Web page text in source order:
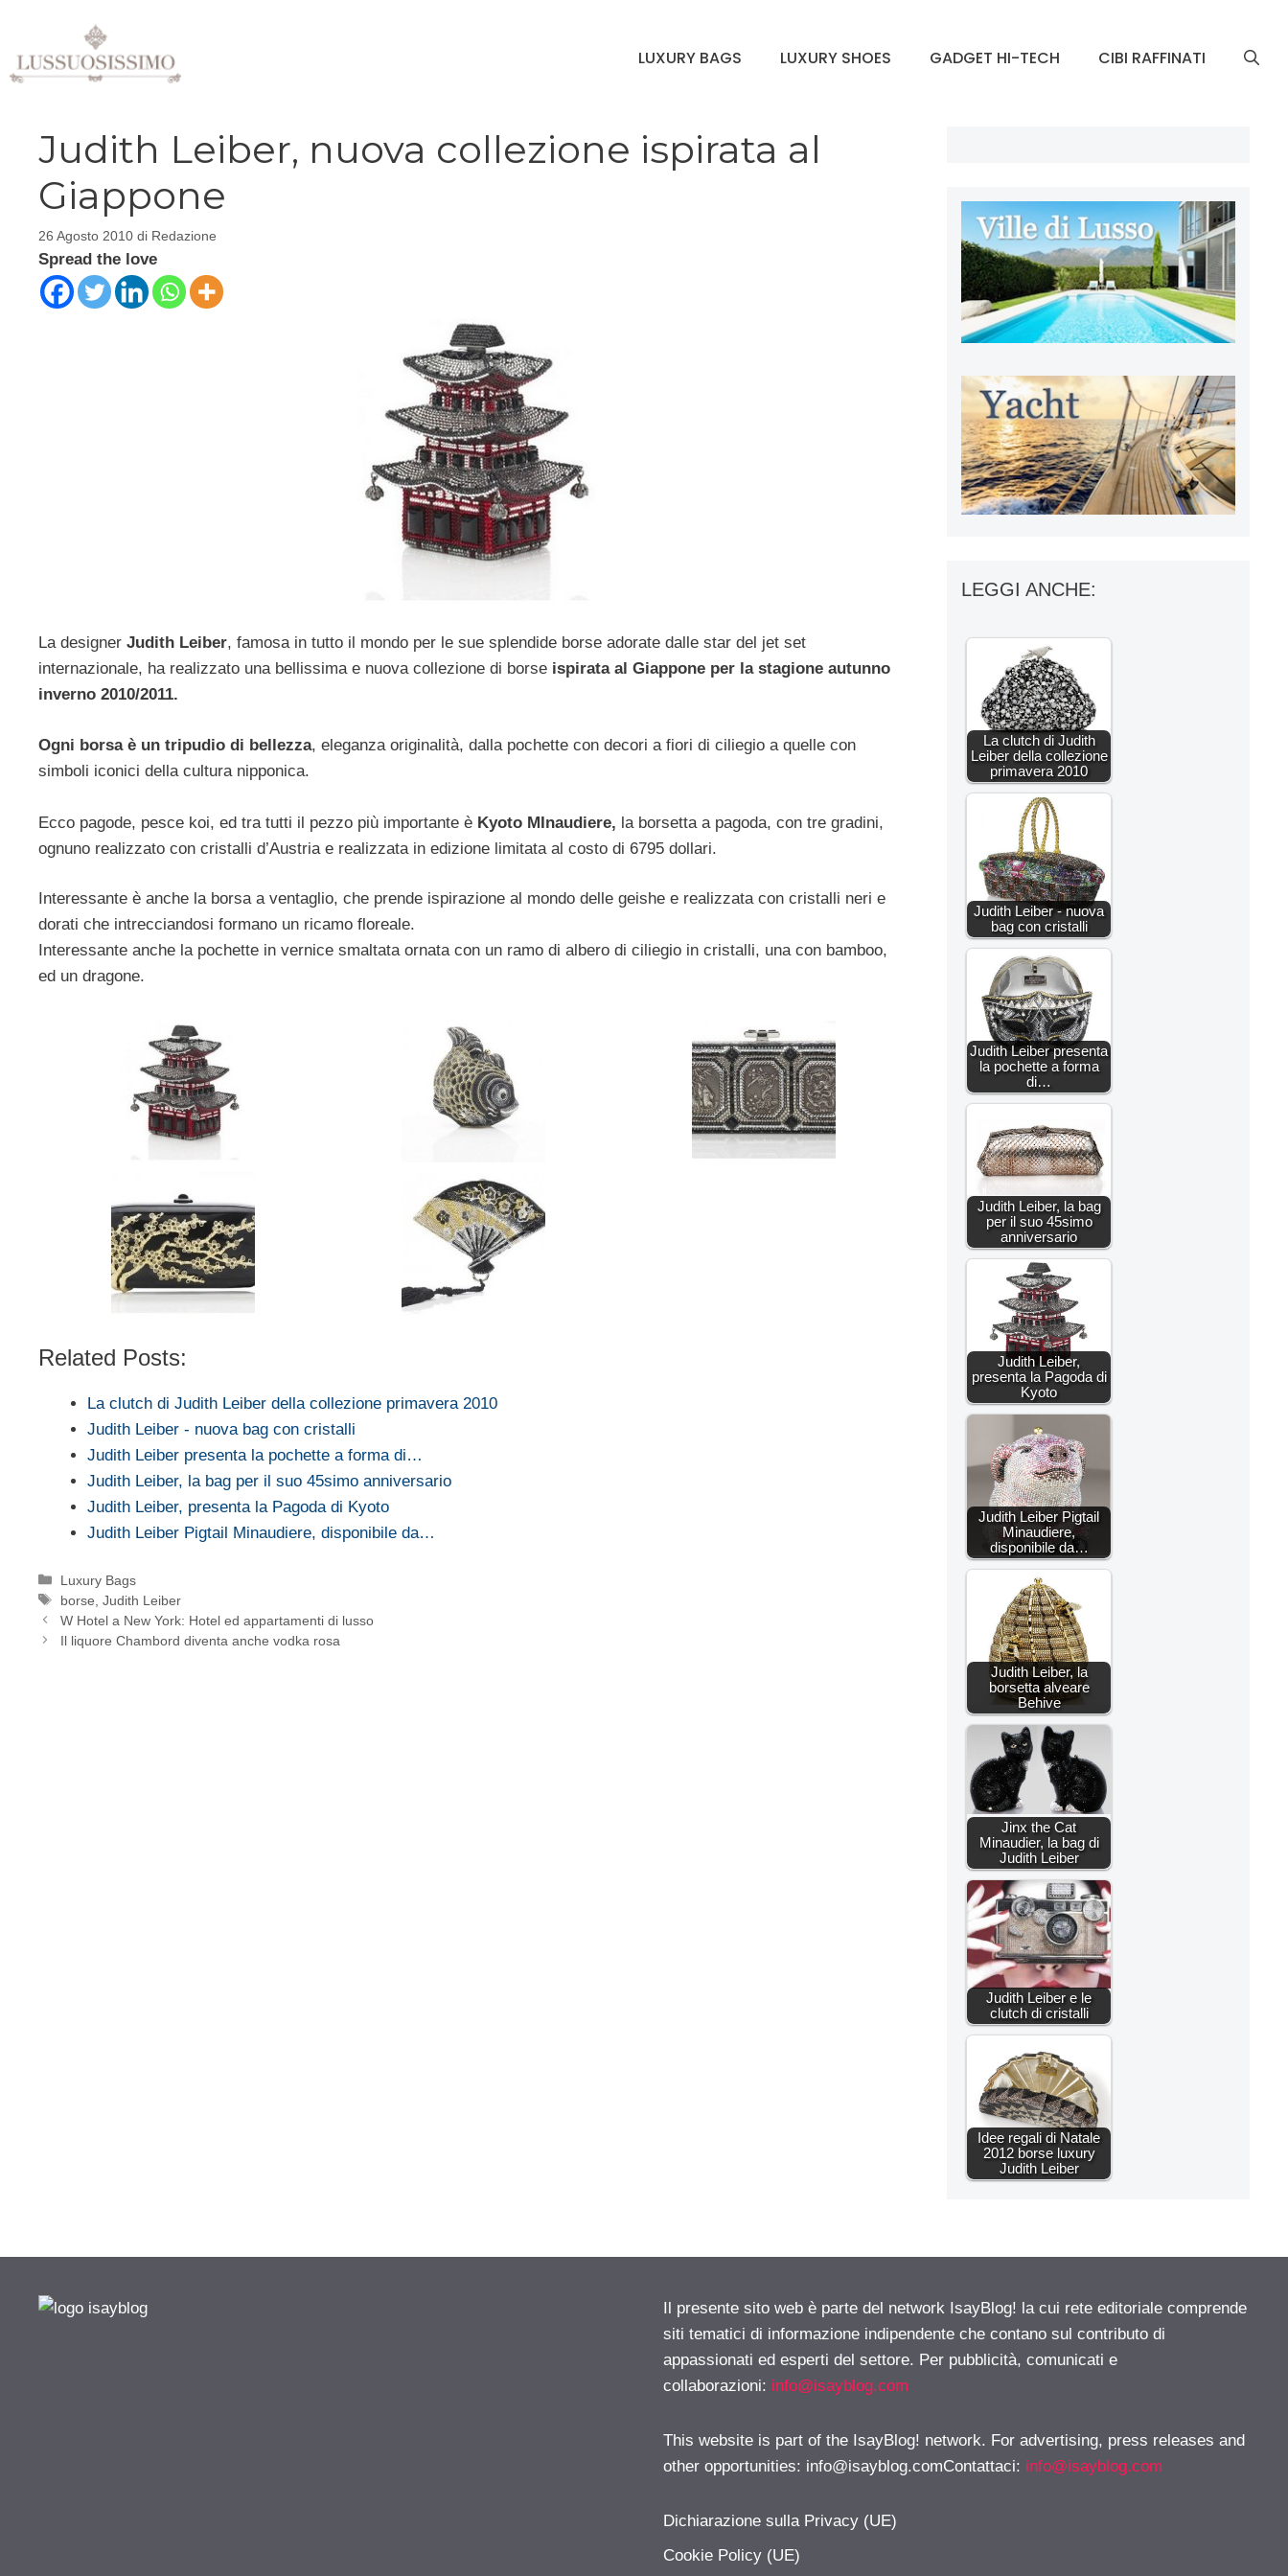
contenuto
LUXURY BAGS LUXURY SHOES GADGET HI-TECH CIBI RAFFINATI
Judith Leiber, nuova collezione ispirata al
Giappone
26 Agosto 2010 di Redazione
Spread the love
La designer Judith Leiber, famosa in tutto il mondo per le sue splendide borse adorate dalle star del jet set
internazionale, ha realizzato una bellissima e nuova collezione di borse ispirata al Giappone per la stagione autunno
inverno 2010/2011.
Ogni borsa è un tripudio di bellezza, eleganza originalità, dalla pochette con decori a fiori di ciliegio a quelle con
simboli iconici della cultura nipponica.
Ecco pagode, pesce koi, ed tra tutti il pezzo più importante è Kyoto MInaudiere, la borsetta a pagoda, con tre gradini,
ognuno realizzato con cristalli d’Austria e realizzata in edizione limitata al costo di 6795 dollari.
Interessante è anche la borsa a ventaglio, che prende ispirazione al mondo delle geishe e realizzata con cristalli neri e
dorati che intrecciandosi formano un ricamo floreale.
Interessante anche la pochette in vernice smaltata ornata con un ramo di albero di ciliegio in cristalli, una con bamboo,
ed un dragone.
Related Posts:
La clutch di Judith Leiber della collezione primavera 2010
Judith Leiber - nuova bag con cristalli
Judith Leiber presenta la pochette a forma di…
Judith Leiber, la bag per il suo 45simo anniversario
Judith Leiber, presenta la Pagoda di Kyoto
Judith Leiber Pigtail Minaudiere, disponibile da…
Categorie
Luxury Bags
Tag
borse ,Judith Leiber
W Hotel a New York: Hotel ed appartamenti di lusso
Il liquore Chambord diventa anche vodka rosa
LEGGI ANCHE:
La clutch di Judith
Leiber della collezione
primavera 2010
Judith Leiber - nuova
bag con cristalli
Judith Leiber presenta
la pochette a forma
di…
Judith Leiber, la bag
per il suo 45simo
anniversario
Judith Leiber,
presenta la Pagoda di
Kyoto
Judith Leiber Pigtail
Minaudiere,
disponibile da…
Judith Leiber, la
borsetta alveare
Behive
Jinx the Cat
Minaudier, la bag di
Judith Leiber
Judith Leiber e le
clutch di cristalli
Idee regali di Natale
2012 borse luxury
Judith Leiber
Il presente sito web è parte del network IsayBlog! la cui rete editoriale comprende
siti tematici di informazione indipendente che contano sul contributo di
appassionati ed esperti del settore. Per pubblicità, comunicati e
collaborazioni: info@isayblog.com
This website is part of the IsayBlog! network. For advertising, press releases and
other opportunities: info@isayblog.comContattaci: info@isayblog.com
Dichiarazione sulla Privacy (UE)
Cookie Policy (UE)